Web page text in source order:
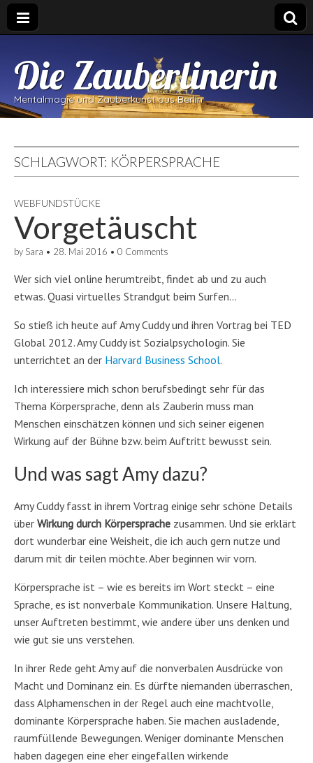
Die Zauberlinerin
Mentalmagie und Zauberkunst aus Berlin
SCHLAGWORT: KÖRPERSPRACHE
WEBFUNDSTÜCKE
Vorgetäuscht
by Sara • 28. Mai 2016 • 0 Comments
Wer sich viel online herumtreibt, findet ab und zu auch
etwas. Quasi virtuelles Strandgut beim Surfen…
So stieß ich heute auf Amy Cuddy und ihren Vortrag bei TED
Global 2012. Amy Cuddy ist Sozialpsychologin. Sie
unterrichtet an der Harvard Business School.
Ich interessiere mich schon berufsbedingt sehr für das
Thema Körpersprache, denn als Zauberin muss man
Menschen einschätzen können und sich seiner eigenen
Wirkung auf der Bühne bzw. beim Auftritt bewusst sein.
Und was sagt Amy dazu?
Amy Cuddy fasst in ihrem Vortrag einige sehr schöne Details
über Wirkung durch Körpersprache zusammen. Und sie erklärt
dort wunderbar eine Weisheit, die ich auch gern nutze und
darum mit dir teilen möchte. Aber beginnen wir vorn.
Körpersprache ist – wie es bereits im Wort steckt – eine
Sprache, es ist nonverbale Kommunikation. Unsere Haltung,
unser Auftreten bestimmt, wie andere über uns denken und
wie gut sie uns verstehen.
In ihrer Rede geht Amy auf die nonverbalen Ausdrücke von
Macht und Dominanz ein. Es dürfte niemanden überraschen,
dass Alphamenschen in der Regel auch eine machtvolle,
dominante Körpersprache haben. Sie machen ausladende,
raumfüllende Bewegungen. Weniger dominante Menschen
haben dagegen eine eher eingefallen wirkende